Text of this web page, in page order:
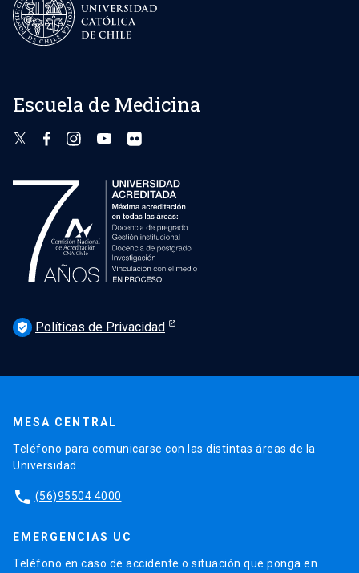
Escuela de Medicina
verified_user Políticas de Privacidad
MESA CENTRAL
Teléfono para comunicarse con las distintas áreas de la
Universidad.
phone (56)95504 4000
EMERGENCIAS UC
Teléfono en caso de accidente o situación que ponga en